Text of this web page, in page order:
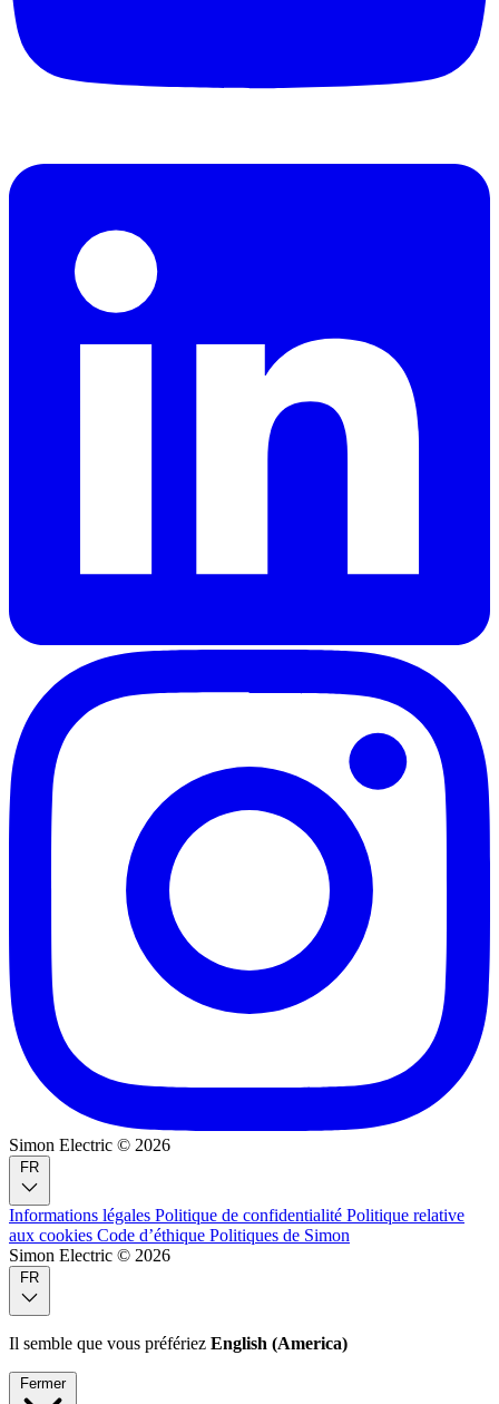
Simon Electric © 2026
Informations légales Politique de confidentialité Politique relative
aux cookies Code d’éthique Politiques de Simon
Simon Electric © 2026
Il semble que vous préfériez English (America)
Fermer